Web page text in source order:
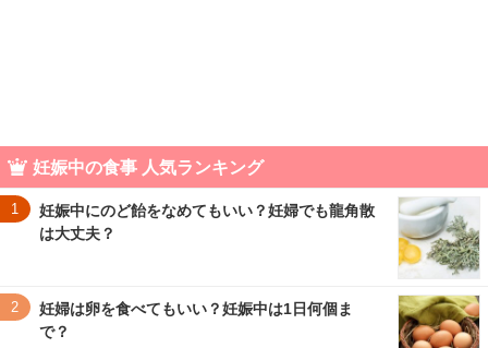
妊娠中の食事 人気ランキング
1
妊娠中にのど飴をなめてもいい？妊婦でも龍角散
は大丈夫？
2
妊婦は卵を食べてもいい？妊娠中は1日何個ま
で？